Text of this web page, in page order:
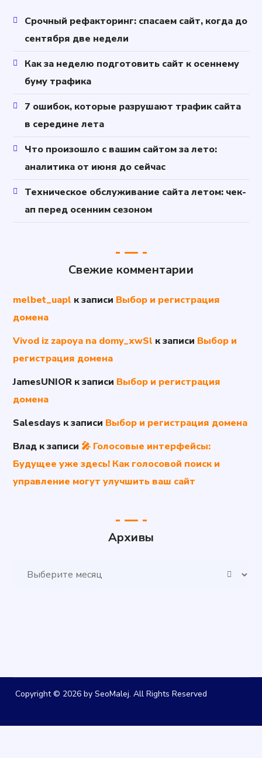
Срочный рефакторинг: спасаем сайт, когда до
сентября две недели
Как за неделю подготовить сайт к осеннему
буму трафика
7 ошибок, которые разрушают трафик сайта
в середине лета
Что произошло с вашим сайтом за лето:
аналитика от июня до сейчас
Техническое обслуживание сайта летом: чек-
ап перед осенним сезоном
Свежие комментарии
melbet_uapl к записи Выбор и регистрация
домена
Vivod iz zapoya na domy_xwSl к записи Выбор и
регистрация домена
JamesUNIOR к записи Выбор и регистрация
домена
Salesdays к записи Выбор и регистрация домена
Влад к записи 🎤 Голосовые интерфейсы:
Будущее уже здесь! Как голосовой поиск и
управление могут улучшить ваш сайт
Архивы
Архивы
Copyright © 2026 by SeoMalej. All Rights Reserved